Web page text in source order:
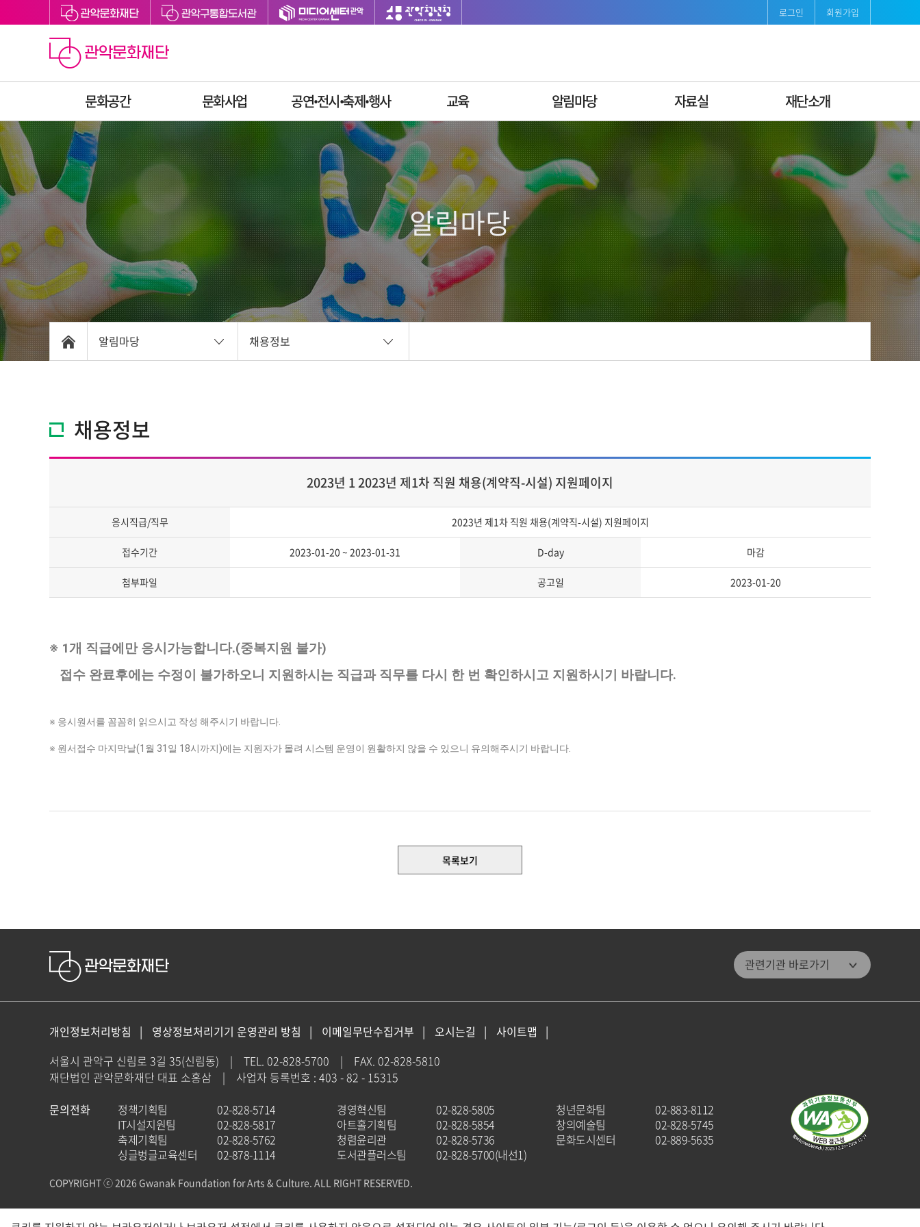
로그인 회원가입
문화공간
관악아트홀
관악구립도서관
관악어린이라운지
싱글벙글교육센터
미디어센터관악
관천로 문화플랫폼
S1472
관악청년청
공간대관
문화사업
예술지원
축제
문화향유
예술교육
문화복지
청년문화
후원
공연ꞏ전시ꞏ축제ꞏ행사
이달의 일정
공연안내
전시안내
축제안내
행사안내
교육
싱글벙글교육센터
알림마당
재단소식
사업공고
입찰공고
채용정보
질문과답변
자주묻는질문
자료실
보도자료
발간자료
서식자료
재단소개
재단소개
인사말
연혁
조직도ꞏ팀별안내
비전·미션 & CI
경영공시
지속가능경영
오시는길
알림마당
알림마당 채용정보
채용정보
2023년 1 2023년 제1차 직원 채용(계약직-시설) 지원페이지
응시직급/직무 2023년 제1차 직원 채용(계약직-시설) 지원페이지
접수기간 2023-01-20 ~ 2023-01-31 D-day 마감
첨부파일 공고일 2023-01-20
※ 1개 직급에만 응시가능합니다.(중복지원 불가)
접수 완료후에는 수정이 불가하오니 지원하시는 직급과 직무를 다시 한 번 확인하시고 지원하시기 바랍니다.
※ 응시원서를 꼼꼼히 읽으시고 작성 해주시기 바랍니다
※ 원서접수 마지막날(1 월 31 일 18시까지)에는 지원자가 몰려 시스템 운영이 원활하지 않을 수 있으니 유의해주시기 바랍니다
목록보기
관련기관 바로가기
관악문화재단
관악구통합도서관
미디어센터관악
개인정보처리방침 영상정보처리기기 운영관리 방침 이메일무단수집거부 오시는길
사이트맵
서울시 관악구 신림로 3길 35(신림동)
| TEL. 02-828-5700 |
FAX. 02-828-5810
재단법인 관악문화재단 대표 소홍삼
|
사업자 등록번호 : 403 - 82 - 15315
문의전화
정책기획팀 02-828-5714 경영혁신팀 02-828-5805 청년문화팀
02-883-8112
IT시설지원팀
02-828-5817 아트홀기획팀 02-828-5854 창의예술팀
02-828-5745
축제기획팀
02-828-5762 청렴윤리관 02-828-5736 문화도시센터
02-889-5635
싱글벙글교육센터
02-878-1114 도서관플러스팀 02-828-5700(내선1)
COPYRIGHT ⓒ 2026 Gwanak Foundation for Arts & Culture. ALL RIGHT RESERVED.